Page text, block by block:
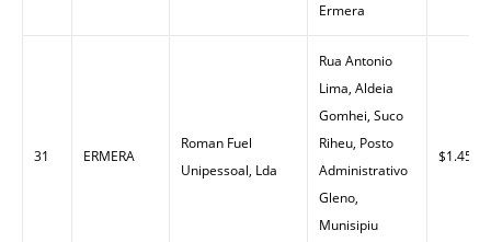
Ermera
31 ERMERA
Roman Fuel
Unipessoal, Lda
Rua Antonio
Lima, Aldeia
Gomhei, Suco
Riheu, Posto
Administrativo
Gleno,
Munisipiu
$1.45